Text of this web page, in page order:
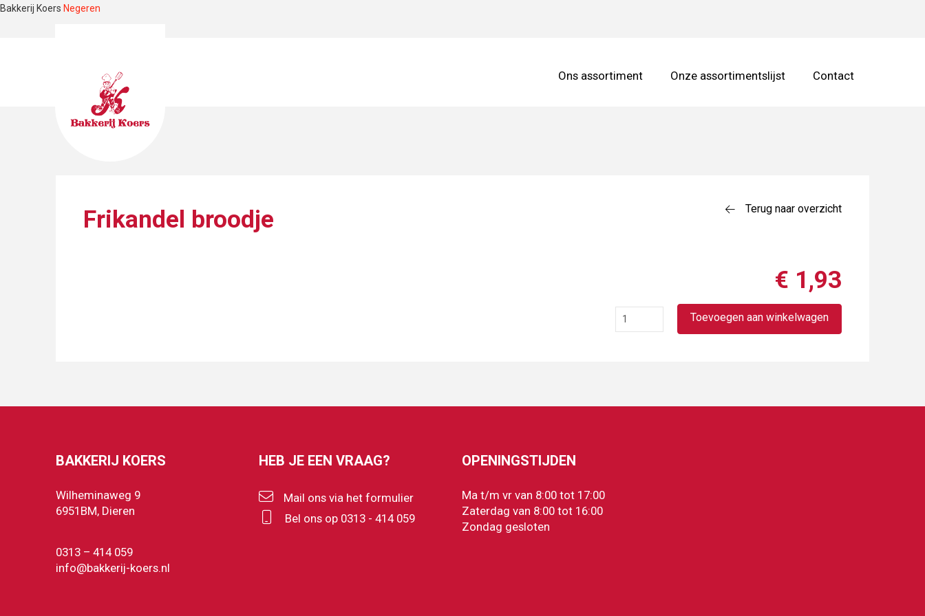
Bakkerij Koers Negeren
Ons assortiment Onze assortimentslijst Contact
Frikandel broodje Terug naar overzicht
€ 1,93
Frikandel
Toevoegen aan winkelwagen
BAKKERIJ KOERS
Wilheminaweg 9
6951BM, Dieren
0313 – 414 059
info@bakkerij-koers.nl
HEB JE EEN VRAAG?
Mail ons via het formulier
Bel ons op 0313 - 414 059
OPENINGSTIJDEN
Ma t/m vr van 8:00 tot 17:00
Zaterdag van 8:00 tot 16:00
Zondag gesloten